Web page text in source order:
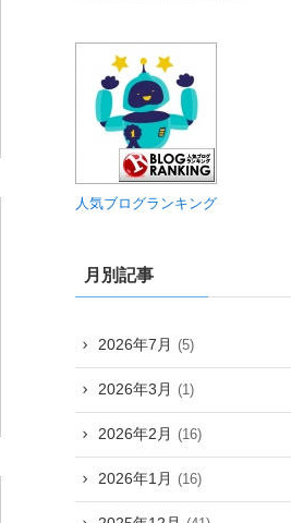
人気ブログランキング
月別記事
2026年7月 (5)
2026年3月 (1)
2026年2月 (16)
2026年1月 (16)